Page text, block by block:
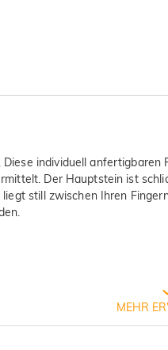
individuell
Der Hauptstein ist
still zwischen Ihren
Prozess derMEHR